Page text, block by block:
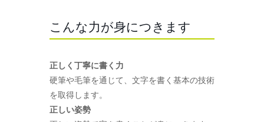
こんな力が身につきます
正しく丁寧に書く力
硬筆や毛筆を通じて、文字を書く基本の技術
を取得します。
正しい姿勢